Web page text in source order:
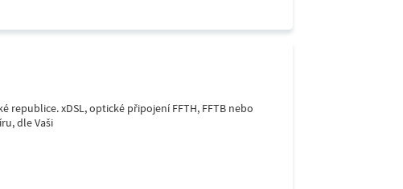
xDSL, optické připojení FFTH, FFTB nebo
dle Vaši